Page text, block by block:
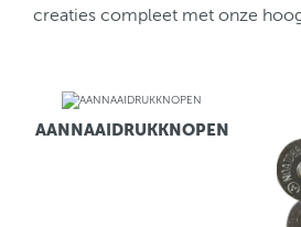
creaties compleet met onze
AANNAAIDRUKKNOPEN